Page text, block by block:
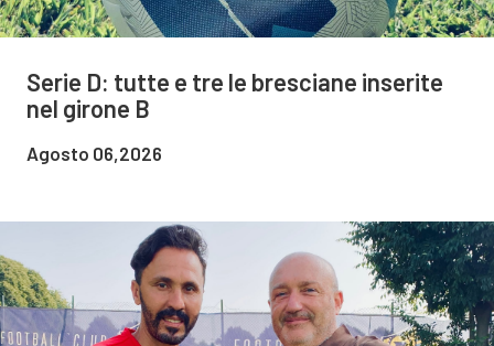
Serie D: tutte e tre le bresciane inserite
nel girone B
Agosto 06,2026